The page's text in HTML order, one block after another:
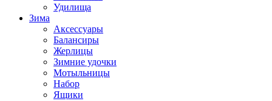
Удилища
Зима
Аксессуары
Балансиры
Жерлицы
Зимние удочки
Мотыльницы
Набор
Ящики